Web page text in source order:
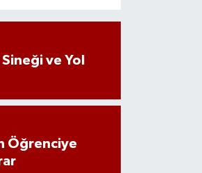
ve Yol
Öğrenciye